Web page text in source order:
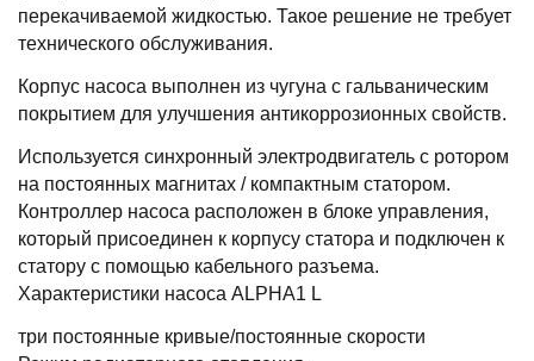
перекачиваемой жидкостью. Такое решение не требует
технического обслуживания.
Корпус насоса выполнен из чугуна с гальваническим
покрытием для улучшения антикоррозионных свойств.
Используется синхронный электродвигатель с ротором
на постоянных магнитах / компактным статором.
Контроллер насоса расположен в блоке управления,
который присоединен к корпусу статора и подключен к
статору с помощью кабельного разъема.
Характеристики насоса ALPHA1 L
три постоянные кривые/постоянные скорости